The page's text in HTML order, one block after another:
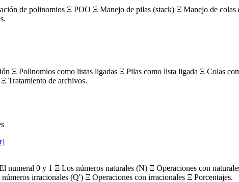
de polinomios Ξ POO Ξ Manejo de pilas (stack) Ξ Manejo de
Ξ Polinomios como listas ligadas Ξ Pilas como lista ligada Ξ Colas
Tratamiento de archivos.
numeral 0 y 1 Ξ Los números naturales (N) Ξ Operaciones con
irracionales (Q') Ξ Operaciones con irracionales Ξ Porcentajes.